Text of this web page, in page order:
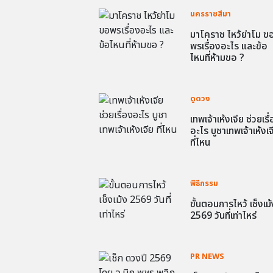
นครราชสีมา
มาโคราช ไหว้ย่าโม ข
พรเรื่องอะไร และข้อ
ไหนที่ห้ามขอ ?
ดูดวง
เทพเจ้าเห้งเจีย ช่วยเ
อะไร บูชาเทพเจ้าเห้งเ
ที่ไหน
พิธีกรรม
ขั้นตอนการไหว้ เช็งเ
2569 วันที่เท่าไหร่
PR NEWS